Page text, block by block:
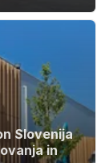
Slovenija
in